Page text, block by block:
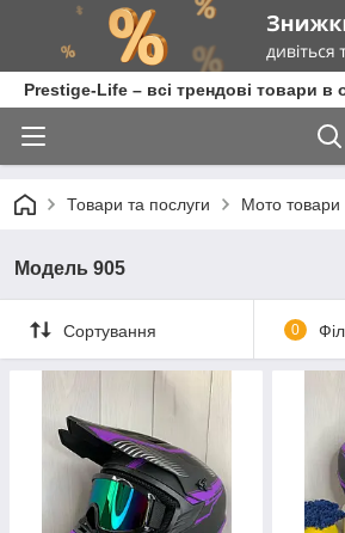
Prestige-Life – всі трендові товари в
Товари та послуги Мото товари
Модель 905
Сортування 0